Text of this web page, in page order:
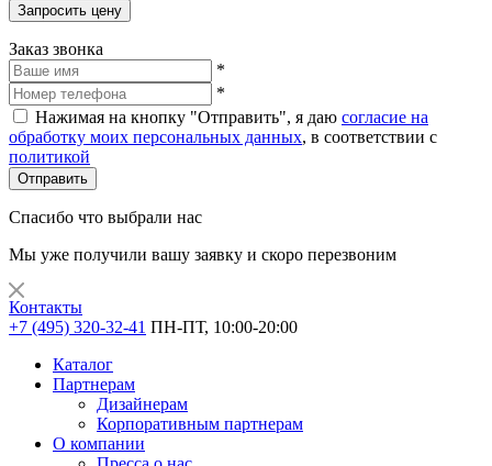
Запросить цену
Заказ звонка
*
*
Нажимая на кнопку "Отправить", я даю согласие на
обработку моих персональных данных, в соответствии с
политикой
Отправить
Спасибо что выбрали нас
Мы уже получили вашу заявку и скоро перезвоним
Контакты
+7 (495) 320-32-41 ПН-ПТ, 10:00-20:00
Каталог
Партнерам
Дизайнерам
Корпоративным партнерам
О компании